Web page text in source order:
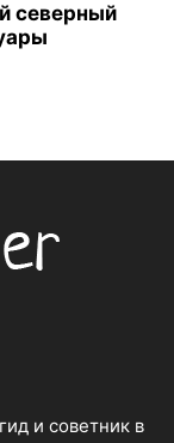
северный
и советник в